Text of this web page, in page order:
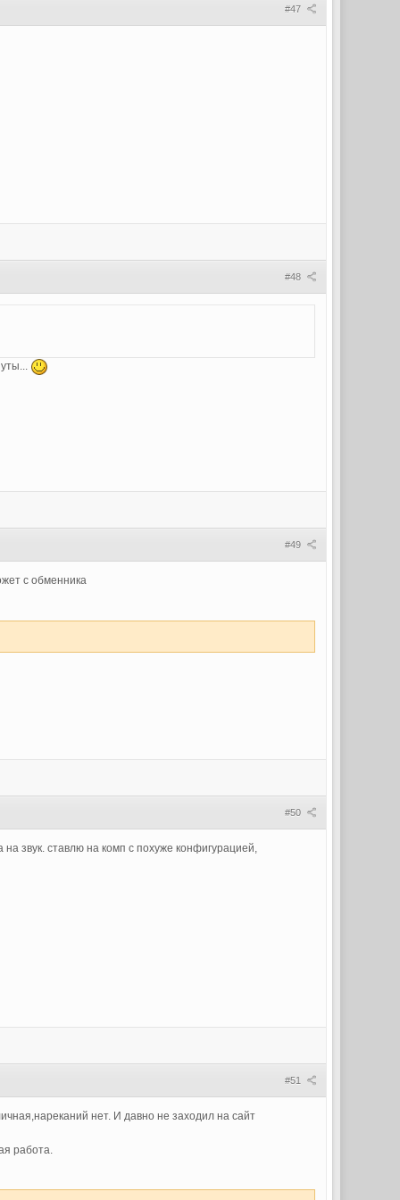
#47
#48
#49
с обменника
#50
звук. ставлю на комп с похуже конфигурацией,
#51
нет. И давно не заходил на сайт
работа.